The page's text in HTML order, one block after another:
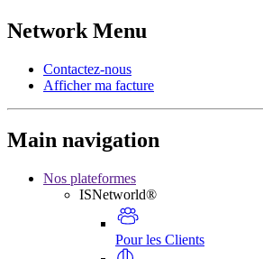
Network Menu
Contactez-nous
Afficher ma facture
Main navigation
Nos plateformes
ISNetworld®
Pour les Clients